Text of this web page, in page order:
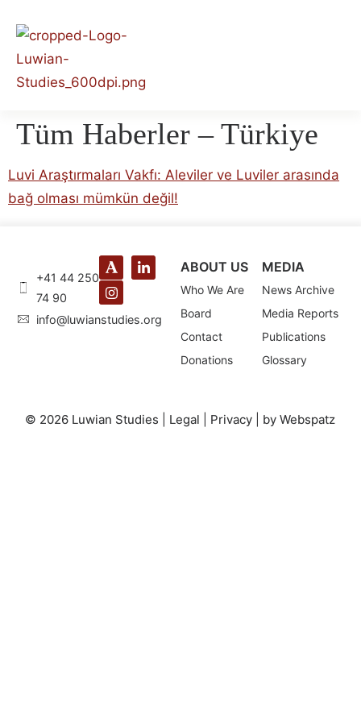
Tüm Haberler – Türkiye
Luvi Araştırmaları Vakfı: Aleviler ve Luviler arasında
bağ olması mümkün değil!
+41 44 250
74 90
gro.seidutsnaiwul
@ofni
ABOUT US
Who We Are
Board
Contact
Donations
MEDIA
News Archive
Media Reports
Publications
Glossary
© 2026 Luwian Studies | Legal Privacy| by Webspatz